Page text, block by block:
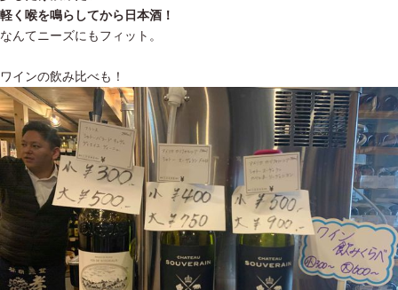
軽く喉を鳴らしてから日本酒！
なんてニーズにもフィット。
ワインの飲み比べも！